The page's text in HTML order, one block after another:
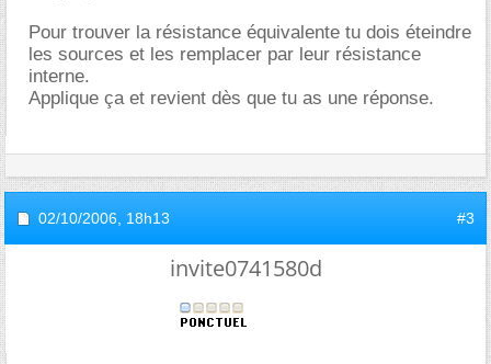
Pour trouver la résistance équivalente tu dois éteindre
les sources et les remplacer par leur résistance
interne.
Applique ça et revient dès que tu as une réponse.
02/10/2006, 18h13 #3
invite0741580d